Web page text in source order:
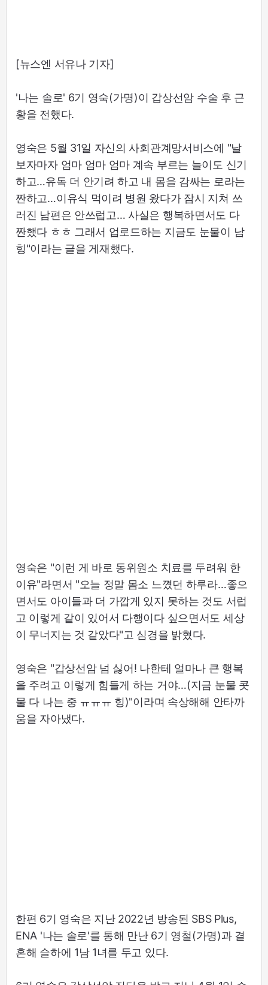
[뉴스엔 서유나 기자]
'나는 솔로' 6기 영숙(가명)이 갑상선암 수술 후 근
황을 전했다.
영숙은 5월 31일 자신의 사회관계망서비스에 "날
보자마자 엄마 엄마 엄마 계속 부르는 늘이도 신기
하고…유독 더 안기려 하고 내 몸을 감싸는 로라는
짠하고…이유식 먹이려 병원 왔다가 잠시 지쳐 쓰
러진 남편은 안쓰럽고… 사실은 행복하면서도 다
짠했다 ㅎㅎ 그래서 업로드하는 지금도 눈물이 남
힝"이라는 글을 게재했다.
영숙은 "이런 게 바로 동위원소 치료를 두려워 한
이유"라면서 "오늘 정말 몸소 느꼈던 하루라…좋으
면서도 아이들과 더 가깝게 있지 못하는 것도 서럽
고 이렇게 같이 있어서 다행이다 싶으면서도 세상
이 무너지는 것 같았다"고 심경을 밝혔다.
영숙은 "갑상선암 넘 싫어! 나한테 얼마나 큰 행복
을 주려고 이렇게 힘들게 하는 거야…(지금 눈물 콧
물 다 나는 중 ㅠㅠㅠ 힝)"이라며 속상해해 안타까
움을 자아냈다.
한편 6기 영숙은 지난 2022년 방송된 SBS Plus,
ENA '나는 솔로'를 통해 만난 6기 영철(가명)과 결
혼해 슬하에 1남 1녀를 두고 있다.